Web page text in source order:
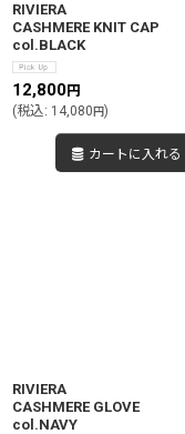
RIVIERA
CASHMERE KNIT CAP
col.BLACK
12,800円
(税込: 14,080円)
カートに入れる
RIVIERA
CASHMERE GLOVE
col.NAVY